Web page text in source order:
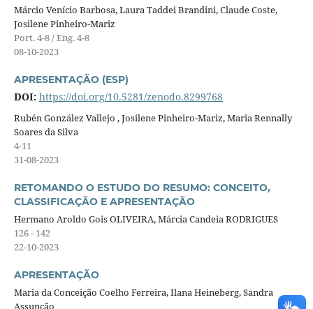
Márcio Venício Barbosa, Laura Taddei Brandini, Claude Coste,
Josilene Pinheiro-Mariz
Port. 4-8 / Eng. 4-8
08-10-2023
APRESENTAÇÃO (ESP)
DOI: https://doi.org/10.5281/zenodo.8299768
Rubén González Vallejo , Josilene Pinheiro-Mariz, Maria Rennally
Soares da Silva
4-11
31-08-2023
RETOMANDO O ESTUDO DO RESUMO: CONCEITO,
CLASSIFICAÇÃO E APRESENTAÇÃO
Hermano Aroldo Gois OLIVEIRA, Márcia Candeia RODRIGUES
126 - 142
22-10-2023
APRESENTAÇÃO
Maria da Conceição Coelho Ferreira, Ilana Heineberg, Sandra